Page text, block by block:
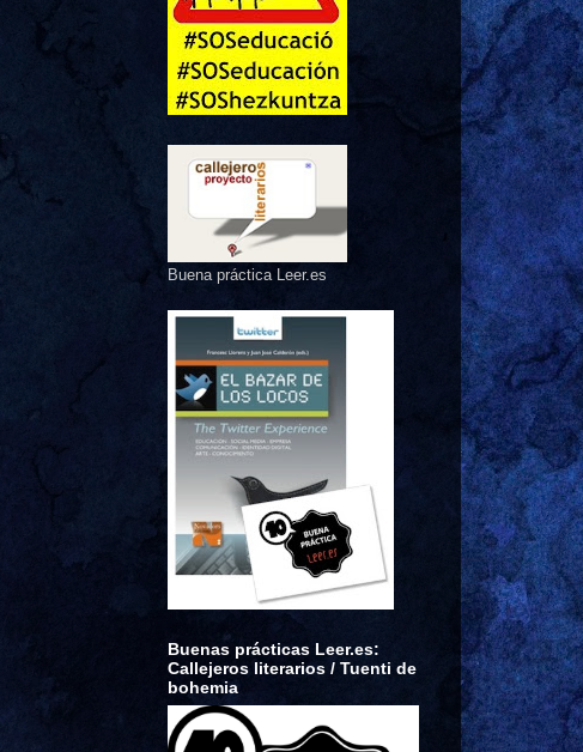
Buena práctica Leer.es
Buenas prácticas Leer.es:
Callejeros literarios / Tuenti de
bohemia